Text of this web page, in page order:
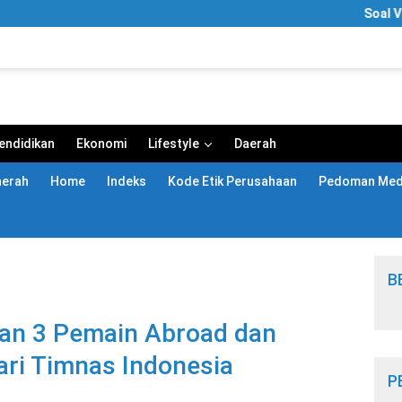
Soal Video
Ekonomi Lifestyle Daerah
Home Indeks Kode Etik Perusahaan Pedoman
3 Pemain Abroad dan
Timnas Indonesia